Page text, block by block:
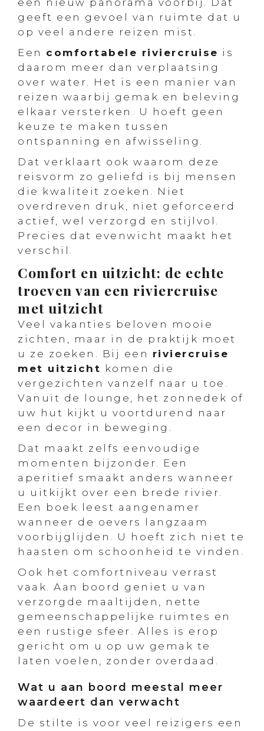
een nieuw panorama voorbij. Dat
geeft een gevoel van ruimte dat u
op veel andere reizen mist.
Een comfortabele riviercruise is
daarom meer dan verplaatsing
over water. Het is een manier van
reizen waarbij gemak en beleving
elkaar versterken. U hoeft geen
keuze te maken tussen
ontspanning en afwisseling.
Dat verklaart ook waarom deze
reisvorm zo geliefd is bij mensen
die kwaliteit zoeken. Niet
overdreven druk, niet geforceerd
actief, wel verzorgd en stijlvol.
Precies dat evenwicht maakt het
verschil.
Comfort en uitzicht: de echte
troeven van een riviercruise
met uitzicht
Veel vakanties beloven mooie
zichten, maar in de praktijk moet
u ze zoeken. Bij een riviercruise
met uitzicht komen die
vergezichten vanzelf naar u toe.
Vanuit de lounge, het zonnedek of
uw hut kijkt u voortdurend naar
een decor in beweging.
Dat maakt zelfs eenvoudige
momenten bijzonder. Een
aperitief smaakt anders wanneer
u uitkijkt over een brede rivier.
Een boek leest aangenamer
wanneer de oevers langzaam
voorbijglijden. U hoeft zich niet te
haasten om schoonheid te vinden.
Ook het comfortniveau verrast
vaak. Aan boord geniet u van
verzorgde maaltijden, nette
gemeenschappelijke ruimtes en
een rustige sfeer. Alles is erop
gericht om u op uw gemak te
laten voelen, zonder overdaad.
Wat u aan boord meestal meer
waardeert dan verwacht
De stilte is voor veel reizigers een